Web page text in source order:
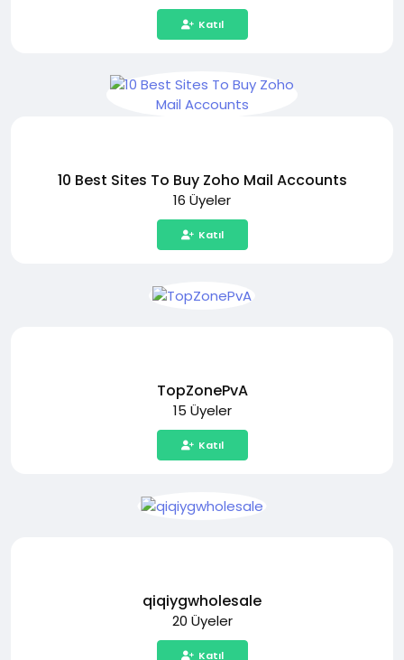
Katıl
10 Best Sites To Buy Zoho Mail Accounts
16 Üyeler
Katıl
TopZonePvA
15 Üyeler
Katıl
qiqiygwholesale
20 Üyeler
Katıl